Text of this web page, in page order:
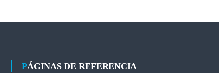
PÁGINAS DE REFERENCIA